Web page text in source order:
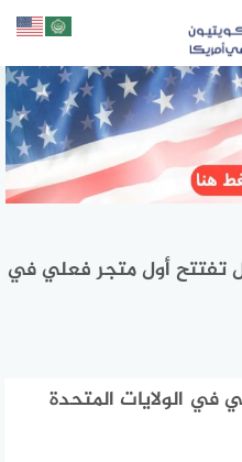
تفتتح أول متجر فعلي في
الولايات المتحدة